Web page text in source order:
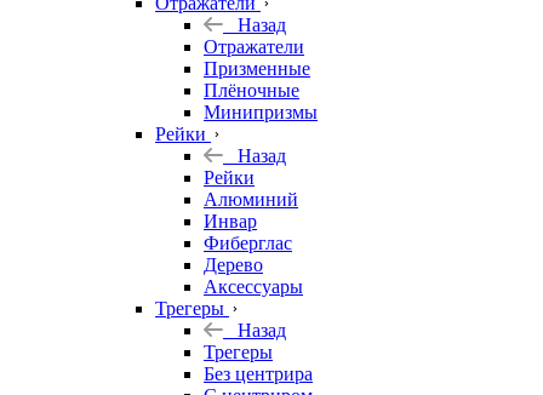
Назад
Отражатели
Призменные
Плёночные
Минипризмы
Рейки
Назад
Рейки
Алюминий
Инвар
Фиберглас
Дерево
Аксессуары
Трегеры
Назад
Трегеры
Без центрира